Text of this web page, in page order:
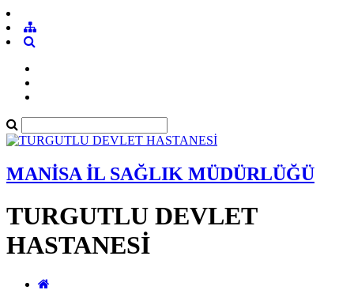
MANİSA İL SAĞLIK MÜDÜRLÜĞÜ
TURGUTLU DEVLET
HASTANESİ